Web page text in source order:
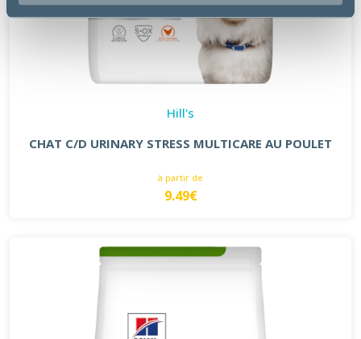
Hill's
CHAT C/D URINARY STRESS MULTICARE AU POULET
à partir de
9.49€